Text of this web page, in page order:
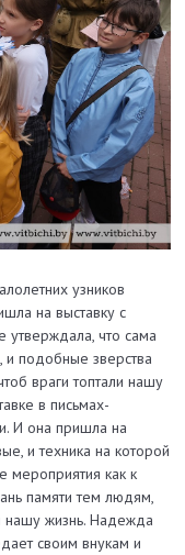
узников
на выставку с
утверждала, что сама
и подобные зверства
враги топтали нашу
в письмах-
И она пришла на
и техника на которой
мероприятия как к
памяти тем людям,
нашу жизнь. Надежда
своим внукам и